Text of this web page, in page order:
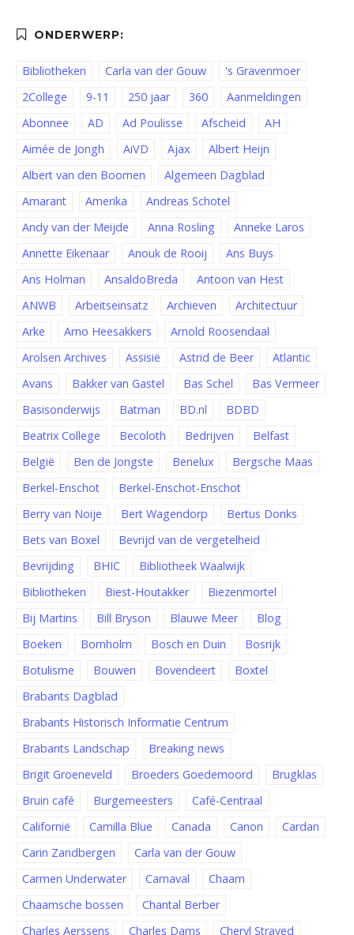
Bibliotheken Carla van der Gouw
's Gravenmoer
2College
9-11 250 jaar 360
Aanmeldingen
Abonnee
AD Ad Poulisse Afscheid
AH
Aimée de Jongh
AiVD Ajax
Albert Heijn
Albert van den Boomen
Algemeen Dagblad
Amarant
Amerika
Andreas Schotel
Andy van der Meijde
Anna Rosling
Anneke Laros
Annette Eikenaar
Anouk de Rooij
Ans Buys
Ans Holman
AnsaldoBreda
Antoon van Hest
ANWB
Arbeitseinsatz Archieven
Architectuur
Arke
Arno Heesakkers
Arnold Roosendaal
Arolsen Archives
Assisië Astrid de Beer
Atlantic
Avans
Bakker van Gastel Bas Schel
Bas Vermeer
Basisonderwijs
Batman BD.nl
BDBD
Beatrix College
Becoloth Bedrijven
Belfast
België
Ben de Jongste Benelux
Bergsche Maas
Berkel-Enschot
Berkel-Enschot-Enschot
Berry van Noije
Bert Wagendorp
Bertus Donks
Bets van Boxel
Bevrijd van de vergetelheid
Bevrijding
BHIC
Bibliotheek Waalwijk
Bibliotheken
Biest-Houtakker
Biezenmortel
Bij Martins
Bill Bryson Blauwe Meer
Blog
Boeken
Bornholm Bosch en Duin
Bosrijk
Botulisme
Bouwen Bovendeert
Boxtel
Brabants Dagblad
Brabants Historisch Informatie Centrum
Brabants Landschap
Breaking news
Brigit Groeneveld
Broeders Goedemoord
Brugklas
Bruin café
Burgemeesters
Café-Centraal
Californië
Camilla Blue Canada Canon
Cardan
Carin Zandbergen
Carla van der Gouw
Carmen Underwater
Carnaval
Chaam
Chaamsche bossen
Chantal Berber
Charles Aerssens
Charles Dams Cheryl Strayed